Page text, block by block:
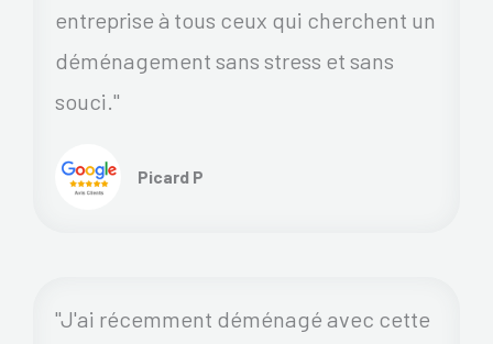
entreprise à tous ceux qui cherchent un
déménagement sans stress et sans
souci."
Picard P
"J'ai récemment déménagé avec cette